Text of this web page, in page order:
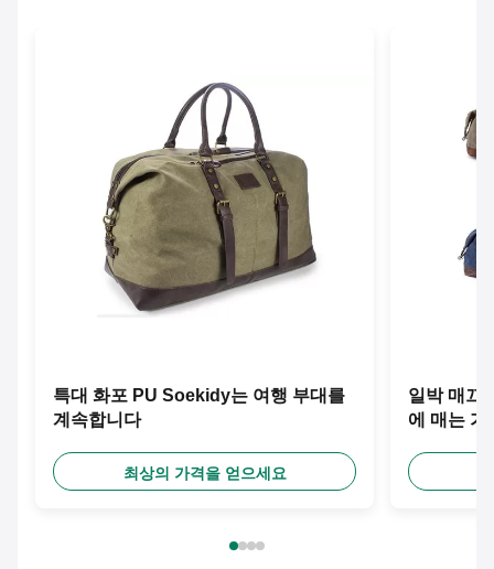
특대 화포 PU Soekidy는 여행 부대를
계속합니다
최상의 가격을 얻으세요
일박 매끄
에 매는 가